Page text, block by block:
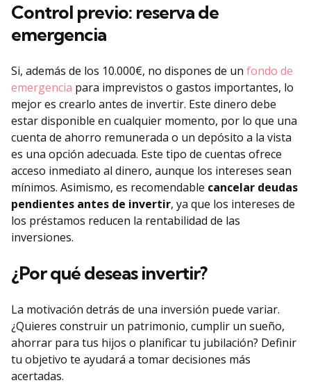
Control previo: reserva de
emergencia
Si, además de los 10.000€, no dispones de un fondo de
emergencia para imprevistos o gastos importantes, lo
mejor es crearlo antes de invertir. Este dinero debe
estar disponible en cualquier momento, por lo que una
cuenta de ahorro remunerada o un depósito a la vista
es una opción adecuada. Este tipo de cuentas ofrece
acceso inmediato al dinero, aunque los intereses sean
mínimos. Asimismo, es recomendable cancelar deudas
pendientes antes de invertir, ya que los intereses de
los préstamos reducen la rentabilidad de las
inversiones.
¿Por qué deseas invertir?
La motivación detrás de una inversión puede variar.
¿Quieres construir un patrimonio, cumplir un sueño,
ahorrar para tus hijos o planificar tu jubilación? Definir
tu objetivo te ayudará a tomar decisiones más
acertadas.